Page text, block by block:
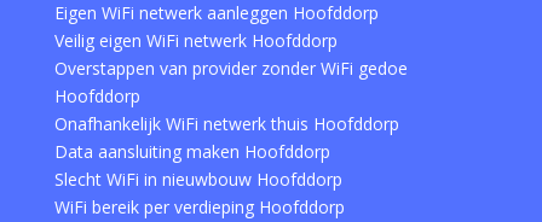
Eigen WiFi netwerk aanleggen Hoofddorp
Veilig eigen WiFi netwerk Hoofddorp
Overstappen van provider zonder WiFi gedoe
Hoofddorp
Onafhankelijk WiFi netwerk thuis Hoofddorp
Data aansluiting maken Hoofddorp
Slecht WiFi in nieuwbouw Hoofddorp
WiFi bereik per verdieping Hoofddorp